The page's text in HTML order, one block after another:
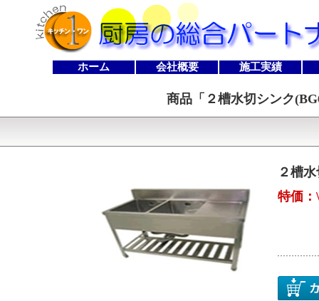
ホーム 会社概要 施工実績
商品「 ２槽水切シンク
２槽
特価